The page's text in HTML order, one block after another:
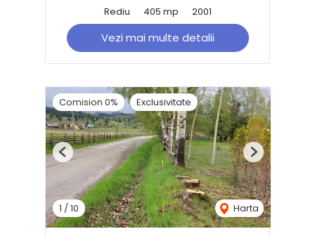
Rediu
405 mp 2001
Vezi mai multe detalii
Comision 0% Exclusivitate
1 /10 Harta
Previous Next